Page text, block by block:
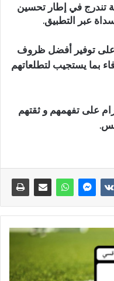
تندرج في إطار تحسين
عبر التطبيق.
توفير أفضل ظروف
بما يستجيب لتطلعاتهم
على تفهمهم و ثقتهم